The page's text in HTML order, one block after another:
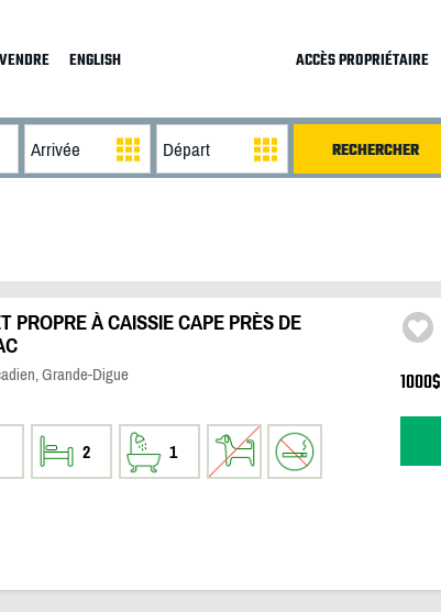
ENGLISH ACCÈS PROPRIÉTAIRE
PROPRE À CAISSIE CAPE PRÈS DE
Grande-Digue
2 1
1000$